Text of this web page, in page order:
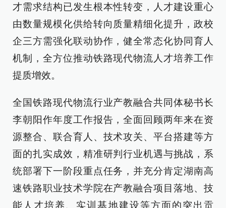
才需求结构已发生根本性转变，人才建设重心
由数量规模化供给转向质量精细化提升，政校
企三方需强化联动协作，健全常态化协同育人
机制，全方位推动铁路现代物流人才培养工作
提质增效。
全国铁路现代物流行业产教融合共同体秘书长
李朝阳作年度工作报告，全面回顾两年来在资
源整合、联合育人、技术攻关、平台搭建等方
面的扎实成效，精准研判行业机遇与挑战，系
统部署下一阶段重点任务，并充分肯定湖南高
速铁路职业技术学院在产教融合项目落地、技
能人才培养、实训基地建设等方面的突出贡